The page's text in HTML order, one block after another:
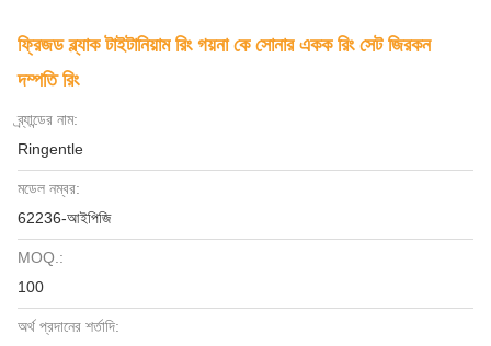
ফ্রিজড ব্ল্যাক টাইটানিয়াম রিং গয়না কে সোনার একক রিং সেট জিরকন
দম্পতি রিং
ব্র্যান্ডের নাম:
Ringentle
মডেল নম্বর:
62236-আইপিজি
MOQ.:
100
অর্থ প্রদানের শর্তাদি: